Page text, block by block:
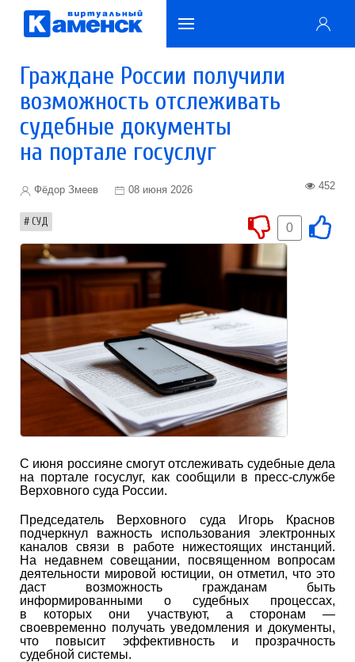
Граждане России получили
возможность отслеживать
судебные документы
на портале госуслуг
Фёдор Змеев 08 июня 2026 452
СУД 0
С июня россияне смогут отслеживать судебные дела
на портале госуслуг, как сообщили в пресс-службе
Верховного суда России.
Председатель Верховного суда Игорь Краснов
подчеркнул важность использования электронных
каналов связи в работе нижестоящих инстанций.
На недавнем совещании, посвященном вопросам
деятельности мировой юстиции, он отметил, что это
даст возможность гражданам быть
информированными о судебных процессах,
в которых они участвуют, а сторонам —
своевременно получать уведомления и документы,
что повысит эффективность и прозрачность
судебной системы.